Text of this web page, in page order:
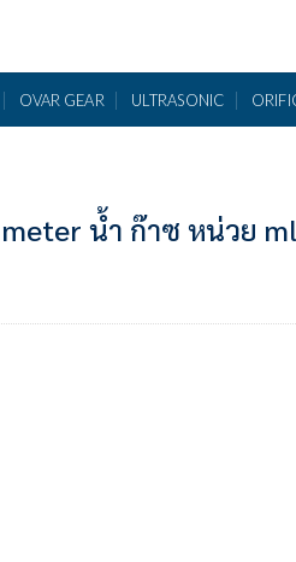
OVAR GEAR ULTRASONIC
น้ำ ก๊าซ หน่วย